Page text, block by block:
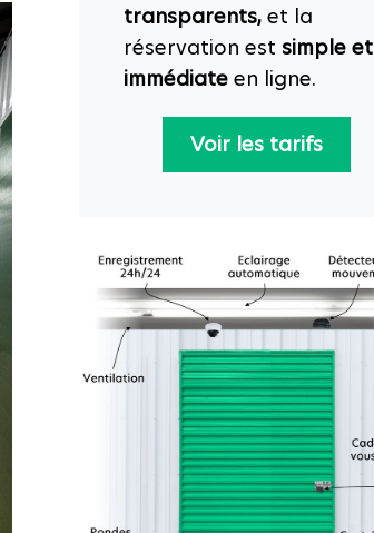
transparents, et la
réservation est simple et
immédiateen ligne.
Voir les tarifs